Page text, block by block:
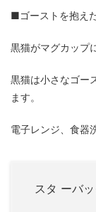
■ゴーストを抱え
黒猫がマグカップ
黒猫は小さなゴー
ます。
電子レンジ、食器
スタ ーバ